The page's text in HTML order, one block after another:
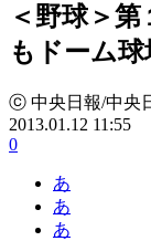
＜野球＞
もドーム
ⓒ 中央日報/中央
2013.01.12 11:55
0
あ
あ
あ